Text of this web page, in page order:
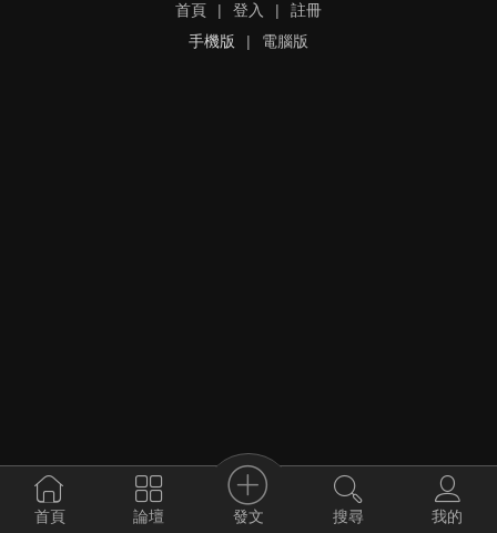
首頁 | 登入 |
註冊
手機版
| 電腦版
首頁 論壇 發文 搜尋 我的